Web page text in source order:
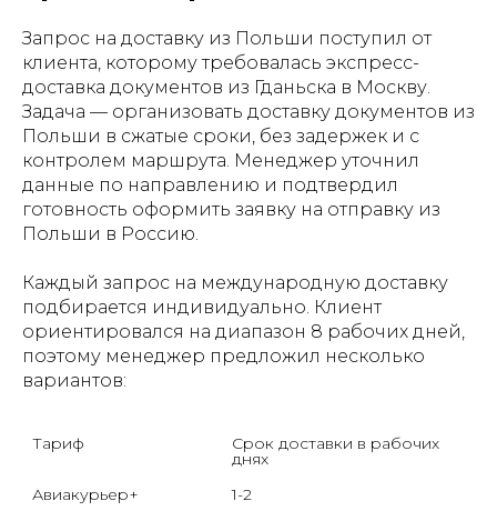
Запрос на доставку из Польши поступил от
клиента, которому требовалась экспресс-
доставка документов из Гданьска в Москву.
Задача — организовать доставку документов из
Польши в сжатые сроки, без задержек и с
контролем маршрута. Менеджер уточнил
данные по направлению и подтвердил
готовность оформить заявку на отправку из
Польши в Россию.
Каждый запрос на международную доставку
подбирается индивидуально. Клиент
ориентировался на диапазон 8 рабочих дней,
поэтому менеджер предложил несколько
вариантов:
Тариф Срок доставки в рабочих
днях
Авиакурьер+ 1-2